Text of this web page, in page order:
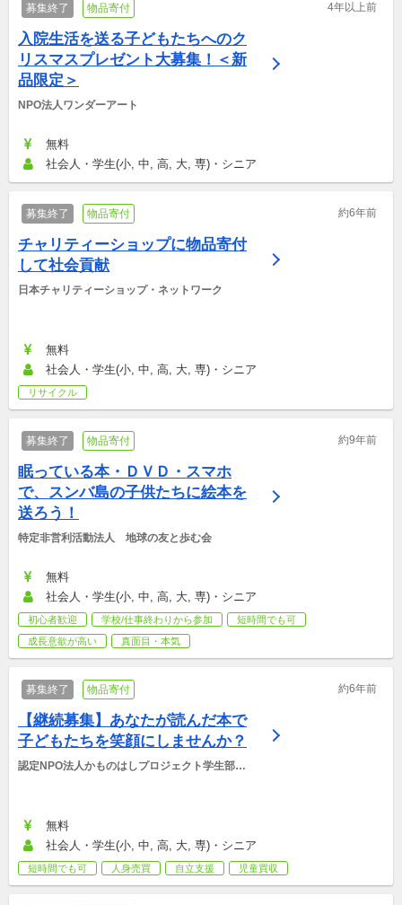
募集終了 物品寄付 4年以上前
入院生活を送る子どもたちへのク
リスマスプレゼント大募集！＜新
品限定＞
NPO法人ワンダーアート
無料
社会人・学生(小, 中, 高, 大, 専)・シニア
募集終了 物品寄付 約6年前
チャリティーショップに物品寄付
して社会貢献
日本チャリティーショップ・ネットワーク
無料
社会人・学生(小, 中, 高, 大, 専)・シニア
リサイクル
募集終了 物品寄付 約9年前
眠っている本・ＤＶＤ・スマホ
で、スンバ島の子供たちに絵本を
送ろう！
特定非営利活動法人　地球の友と歩む会
無料
社会人・学生(小, 中, 高, 大, 専)・シニア
初心者歓迎 学校/仕事終わりから参加
短時間でも可
成長意欲が高い
真面目・本気
募集終了 物品寄付 約6年前
【継続募集】あなたが読んだ本で
子どもたちを笑顔にしませんか？
認定NPO法人かものはしプロジェクト学生部ゆ
無料
社会人・学生(小, 中, 高, 大, 専)・シニア
短時間でも可 人身売買 自立支援 児童買収